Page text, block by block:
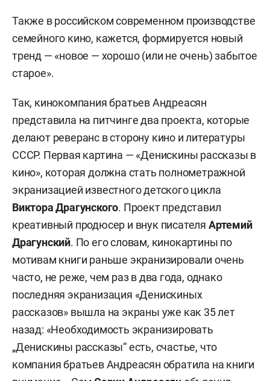
Также в российском современном производстве
семейного кино, кажется, формируется новый
тренд — «новое — хорошо (или не очень) забытое
старое».
Так, кинокомпания братьев Андреасян
представила на питчинге два проекта, которые
делают реверанс в сторону кино и литературы
СССР. Первая картина — «Денискины рассказы в
кино», которая должна стать полнометражной
экранизацией известного детского цикла
Виктора Драгунского. Проект представил
креативный продюсер и внук писателя Артемий
Драгунский. По его словам, кинокартины по
мотивам книги раньше экранизировали очень
часто, не реже, чем раз в два года, однако
последняя экранизация «Денискиных
рассказов» вышла на экраны уже как 35 лет
назад: «Необходимость экранизировать
„Денискины рассказы“ есть, счастье, что
компания братьев Андреасян обратила на книги